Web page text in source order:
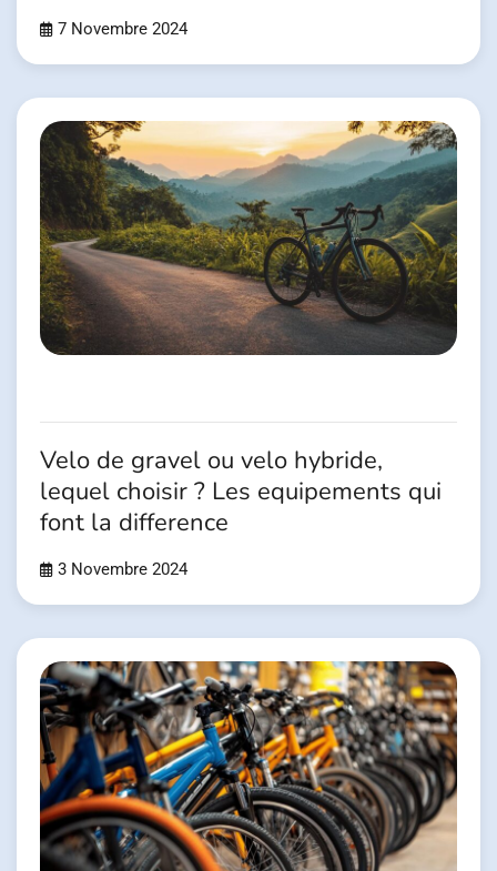
7 Novembre 2024
Velo de gravel ou velo hybride,
lequel choisir ? Les equipements qui
font la difference
3 Novembre 2024